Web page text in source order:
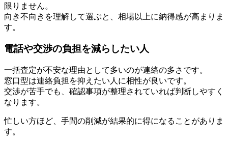
限りません。
向き不向きを理解して選ぶと、相場以上に納得感が高まりま
す。
電話や交渉の負担を減らしたい人
一括査定が不安な理由として多いのが連絡の多さです。
窓口型は連絡負担を抑えたい人に相性が良いです。
交渉が苦手でも、確認事項が整理されていれば判断しやすく
なります。
忙しい方ほど、手間の削減が結果的に得になることがありま
す。